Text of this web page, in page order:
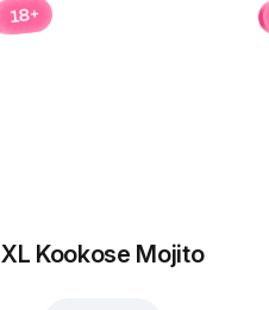
18+
XL Kookose Mojito